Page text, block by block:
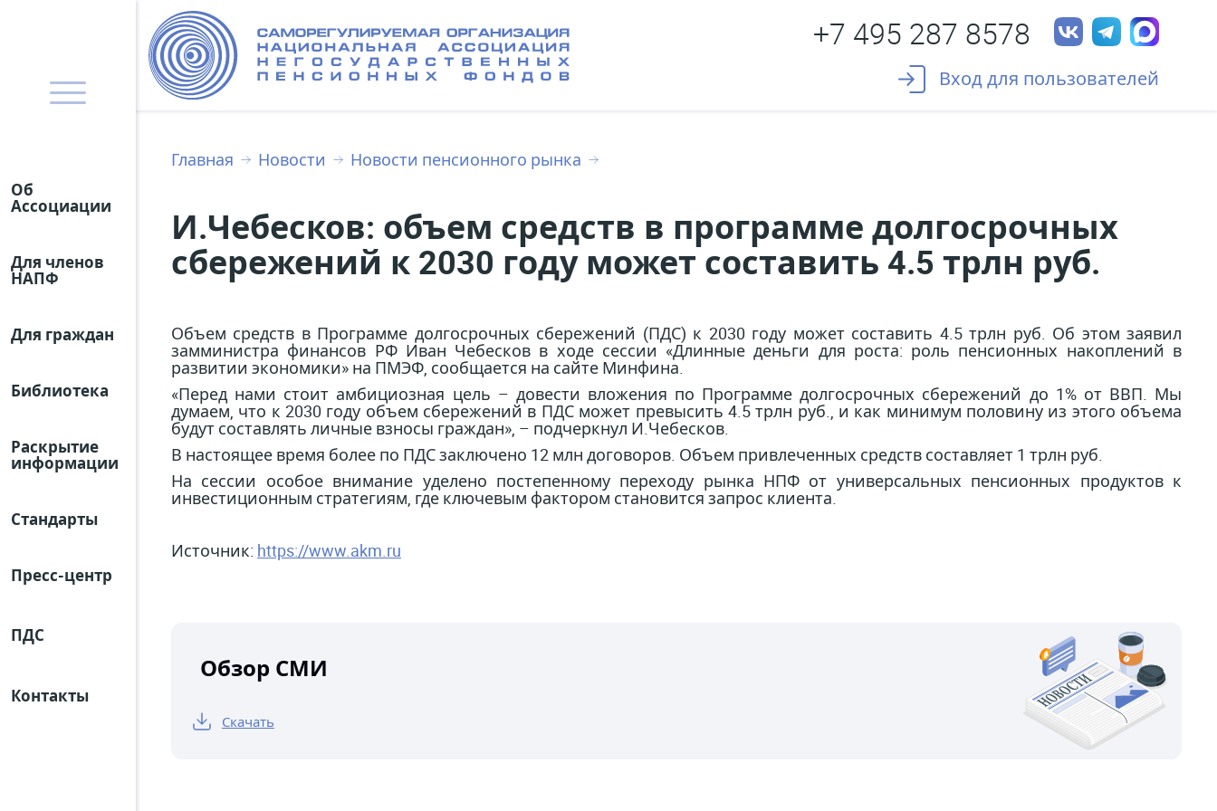
Об
Ассоциации
Для членов
НАПФ
Для граждан
Библиотека
Раскрытие
информации
Стандарты
Пресс-центр
ПДС
Контакты
+7 495 287 8578
Вход для пользователей
Главная Новости Новости пенсионного рынка
И.Чебесков: объем средств в программе долгосрочных
сбережений к 2030 году может составить 4.5 трлн руб.
Объем средств в Программе долгосрочных сбережений (ПДС) к 2030 году может составить 4.5 трлн руб. Об этом заявил
замминистра финансов РФ Иван Чебесков в ходе сессии «Длинные деньги для роста: роль пенсионных накоплений в
развитии экономики» на ПМЭФ, сообщается на сайте Минфина.
«Перед нами стоит амбициозная цель – довести вложения по Программе долгосрочных сбережений до 1% от ВВП. Мы
думаем, что к 2030 году объем сбережений в ПДС может превысить 4.5 трлн руб., и как минимум половину из этого объема
будут составлять личные взносы граждан», – подчеркнул И.Чебесков.
В настоящее время более по ПДС заключено 12 млн договоров. Объем привлеченных средств составляет 1 трлн руб.
На сессии особое внимание уделено постепенному переходу рынка НПФ от универсальных пенсионных продуктов к
инвестиционным стратегиям, где ключевым фактором становится запрос клиента.
Источник: https://www.akm.ru
Обзор СМИ
Скачать